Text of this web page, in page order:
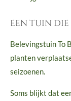
Een tuin
Belevingstuin To
planten
seizoenen.
Soms blijkt dat